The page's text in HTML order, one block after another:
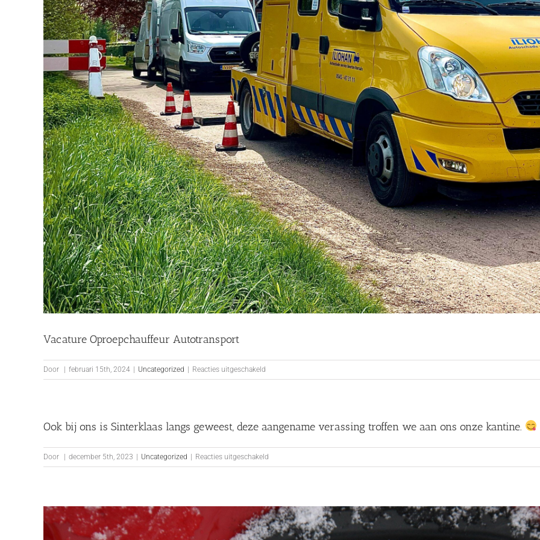
Vacature Oproepchauffeur Autotransport
Door | februari 15th, 2024 | Uncategorized | Reacties uitgeschakeld
Vacature
Ook bij ons is Sinterklaas langs geweest, deze aangename verassing troffen we aan ons onze kantine.
Door | december 5th, 2023 | Uncategorized | Reacties uitgeschakeld
Ook
is
Sinterklaas
langs